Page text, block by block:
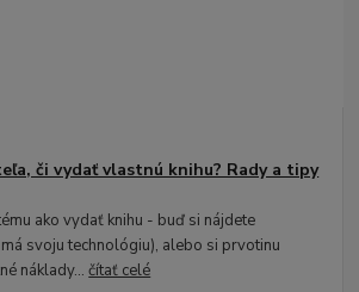
či vydať vlastnú knihu? Rady a tipy
ako vydať knihu - buď si nájdete
svoju technológiu), alebo si prvotinu
náklady...čítať celé